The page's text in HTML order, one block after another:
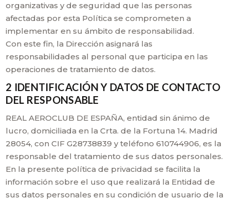
organizativas y de seguridad que las personas
afectadas por esta Política se comprometen a
implementar en su ámbito de responsabilidad.
Con este fin, la Dirección asignará las
responsabilidades al personal que participa en las
operaciones de tratamiento de datos.
2 IDENTIFICACIÓN Y DATOS DE CONTACTO
DEL RESPONSABLE
REAL AEROCLUB DE ESPAÑA, entidad sin ánimo de
lucro, domiciliada en la Crta. de la Fortuna 14. Madrid
28054, con CIF G28738839 y teléfono 610744906, es la
responsable del tratamiento de sus datos personales.
En la presente política de privacidad se facilita la
información sobre el uso que realizará la Entidad de
sus datos personales en su condición de usuario de la